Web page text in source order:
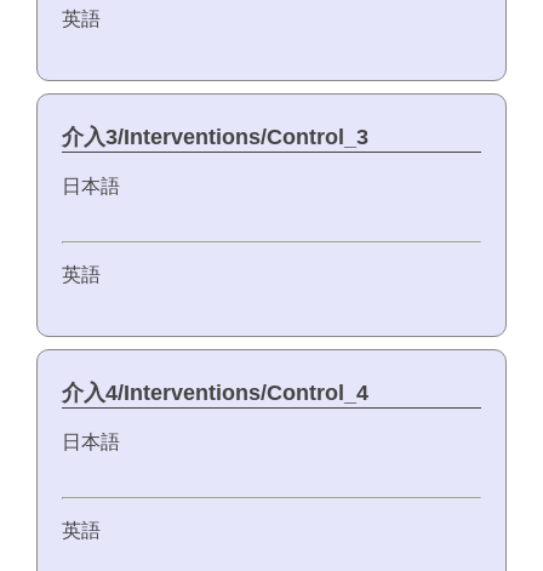
英語
介入3/Interventions/Control_3
日本語
英語
介入4/Interventions/Control_4
日本語
英語